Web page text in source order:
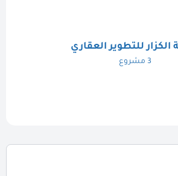
للتطوير العقاري
3 مشروع